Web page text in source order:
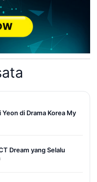
di Drama Korea My
Dream yang Selalu